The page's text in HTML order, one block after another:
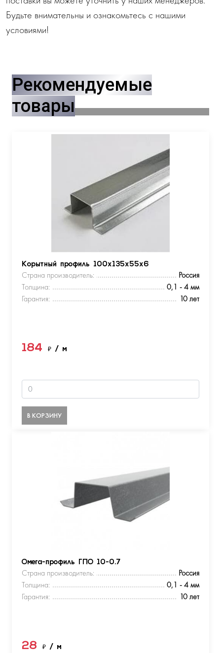
Будьте внимательны и ознакомьтесь с нашими
условиями!
Рекомендуемые
товары
Корытный профиль 100х135х55х6
Страна производитель:
Россия
Толщина:
0,1 - 4 мм
Гарантия:
10 лет
184 ₽ / м
В КОРЗИНУ
Омега-профиль ГПО 10-0.7
Страна производитель:
Россия
Толщина:
0,1 - 4 мм
Гарантия:
10 лет
28 ₽ / м